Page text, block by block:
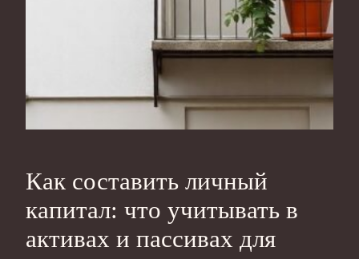
Как составить личный
капитал: что учитывать в
активах и пассивах для